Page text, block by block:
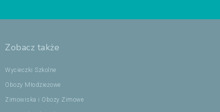
Zobacz także
Wycieczki Szkolne
Obozy Młodzieżowe
Zimowiska i Obozy Zimowe